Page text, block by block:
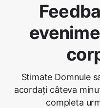
Stimate Domnule
acordați câteva
completa